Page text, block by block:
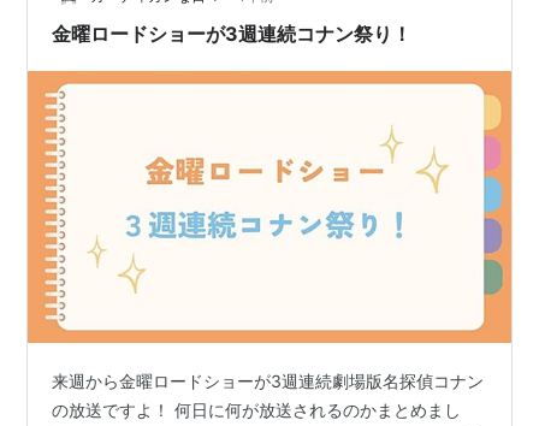
ます。苔はニシアフのケージ内で育たないかなあと思っ
金曜ロードショーが3週連続コナン祭り！
来週から金曜ロードショーが3週連続劇場版名探偵コナン
の放送ですよ！ 何日に何が放送されるのかまとめまし